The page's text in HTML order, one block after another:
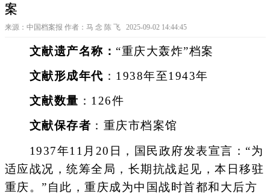
案
来源：中国档案报 作者：马 念 陈 飞 2025-09-02 14:44:45
文献遗产名称： “重庆大轰炸”档案
文献形成年代 ：1938年至1943年
文献数量 ：126件
文献保存者 ：重庆市档案馆
1937年11月20日，国民政府发表宣言：“为
适应战况，统筹全局，长期抗战起见，本日移驻
重庆。”自此，重庆成为中国战时首都和大后方